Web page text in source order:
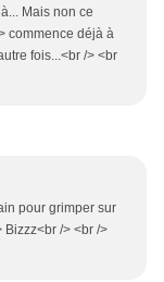
Mais non ce
commence déjà à
fois...<br /> <br
pour grimper sur
Bizzz<br /> <br />